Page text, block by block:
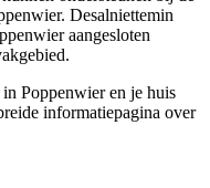
Desalniettemin
aangesloten
Poppenwier en je huis
informatiepagina over